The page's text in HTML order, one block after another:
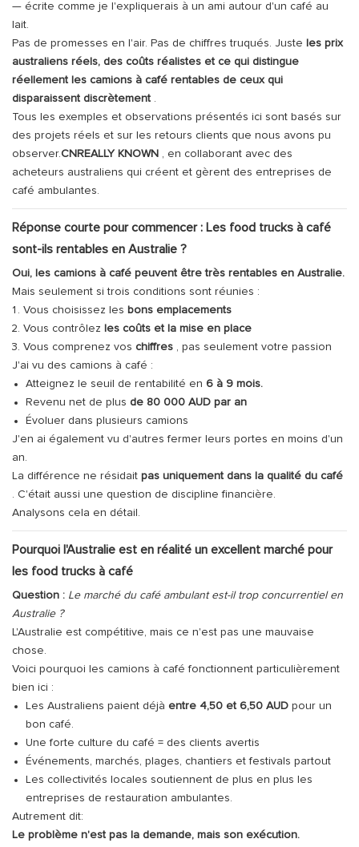
— écrite comme je l'expliquerais à un ami autour d'un café au
lait.
Pas de promesses en l'air. Pas de chiffres truqués. Juste
les prix
australiens réels, des coûts réalistes et ce qui distingue
réellement les camions à café rentables de ceux qui
disparaissent discrètement .
Tous les exemples et observations présentés ici sont basés sur
des projets réels et sur les retours clients que nous avons pu
observer.CNREALLY KNOWN , en collaborant avec des
acheteurs australiens qui créent et gèrent des entreprises de
café ambulantes.
Réponse courte pour commencer : Les food trucks à café
sont-ils rentables en Australie ?
Oui, les camions à café peuvent être très rentables en Australie.
Mais seulement si trois conditions sont réunies :
Vous choisissez les bons emplacements
Vous contrôlez
les coûts et la mise en place
Vous comprenez vos chiffres , pas seulement votre passion
J'ai vu des camions à café :
Atteignez le seuil de rentabilité en 6 à 9 mois.
Revenu net de plus de 80 000 AUD par an
Évoluer dans plusieurs camions
J'en ai également vu d'autres fermer leurs portes en moins d'un
an.
La différence ne résidait pas uniquement dans la qualité du café
. C'était aussi une question de discipline financière.
Analysons cela en détail.
Pourquoi l'Australie est en réalité un excellent marché pour
les food trucks à café
Question : Le marché du café ambulant est-il trop concurrentiel en
Australie ?
L'Australie est compétitive, mais ce n'est pas une mauvaise
chose.
Voici pourquoi les camions à café fonctionnent particulièrement
bien ici :
Les Australiens paient déjà entre 4,50 et 6,50 AUDpour un
bon café.
Une forte culture du café = des clients avertis
Événements, marchés, plages, chantiers et festivals partout
Les collectivités locales soutiennent de plus en plus les
entreprises de restauration ambulantes.
Autrement dit:
Le problème n'est pas la demande, mais son exécution.